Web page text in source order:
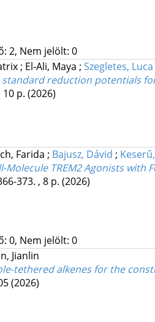
2, Nem jelölt: 0
; El-Ali, Maya ; Szegletes, Luca
reduction potentials
10 p. (2026)
Farida ; Bajusz, Dávid ;
TREM2 Agonists with
373. , 8 p. (2026)
0, Nem jelölt: 0
Jianlin
tethered alkenes for the
(2026)